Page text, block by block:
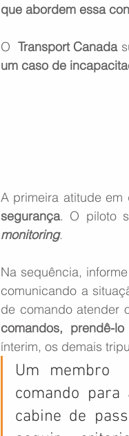
que abordem essa
O Transport Canada
um caso de
A primeira atitude em
segurança. O piloto
monitoring.
Na sequência,
comunicando a
de comando atender
comandos,  prendê-
ínterim, os demais
Um membro
comando
cabine de